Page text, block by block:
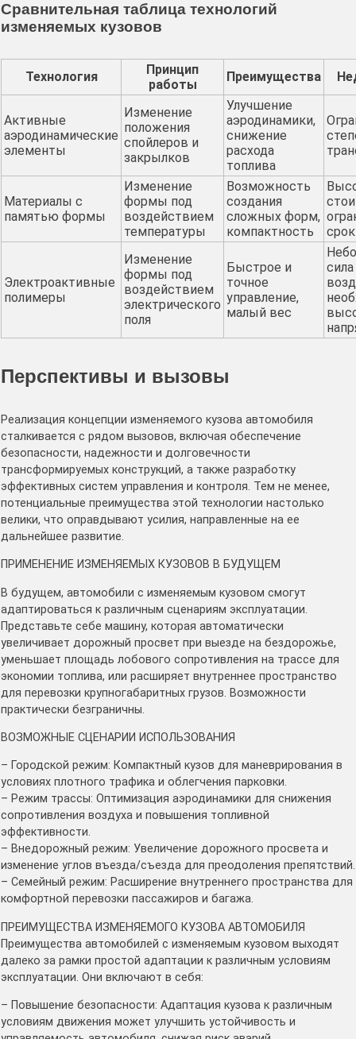
Сравнительная таблица технологий
изменяемых кузовов
Технология
Принцип
работы
Преимущества
Активные
аэродинамические
элементы
Изменение
положения
спойлеров и
закрылков
Улучшение
аэродинамики,
снижение
расхода
топлива
Материалы с
памятью формы
Изменение
формы под
воздействием
температуры
Возможность
создания
сложных форм,
компактность
Электроактивные
полимеры
Изменение
формы под
воздействием
электрического
поля
Быстрое и
точное
управление,
малый вес
сила
Перспективы и вызовы
Реализация концепции изменяемого кузова автомобиля
сталкивается с рядом вызовов, включая обеспечение
безопасности, надежности и долговечности
трансформируемых конструкций, а также разработку
эффективных систем управления и контроля. Тем не менее,
потенциальные преимущества этой технологии настолько
велики, что оправдывают усилия, направленные на ее
дальнейшее развитие.
ПРИМЕНЕНИЕ ИЗМЕНЯЕМЫХ КУЗОВОВ В БУДУЩЕМ
В будущем, автомобили с изменяемым кузовом смогут
адаптироваться к различным сценариям эксплуатации.
Представьте себе машину, которая автоматически
увеличивает дорожный просвет при выезде на бездорожье,
уменьшает площадь лобового сопротивления на трассе для
экономии топлива, или расширяет внутреннее пространство
для перевозки крупногабаритных грузов. Возможности
практически безграничны.
ВОЗМОЖНЫЕ СЦЕНАРИИ ИСПОЛЬЗОВАНИЯ
– Городской режим: Компактный кузов для маневрирования в
условиях плотного трафика и облегчения парковки.
– Режим трассы: Оптимизация аэродинамики для снижения
сопротивления воздуха и повышения топливной
эффективности.
– Внедорожный режим: Увеличение дорожного просвета и
изменение углов въезда/съезда для преодоления препятствий.
– Семейный режим: Расширение внутреннего пространства для
комфортной перевозки пассажиров и багажа.
ПРЕИМУЩЕСТВА ИЗМЕНЯЕМОГО КУЗОВА АВТОМОБИЛЯ
Преимущества автомобилей с изменяемым кузовом выходят
далеко за рамки простой адаптации к различным условиям
эксплуатации. Они включают в себя:
– Повышение безопасности: Адаптация кузова к различным
условиям движения может улучшить устойчивость и